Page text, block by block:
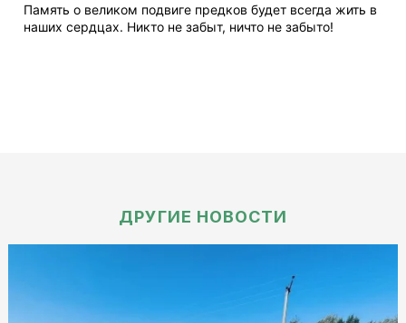
Память о великом подвиге предков будет всегда жить в
наших сердцах. Никто не забыт, ничто не забыто!
ДРУГИЕ НОВОСТИ